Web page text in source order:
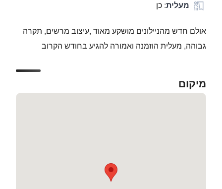
מעלית: כן
אולם חדש מהניילונים מושקע מאוד ,עיצוב מרשים, תקרה
גבוהה, מעלית הוזמנה ואמורה להגיע בחודש הקרוב
מיקום